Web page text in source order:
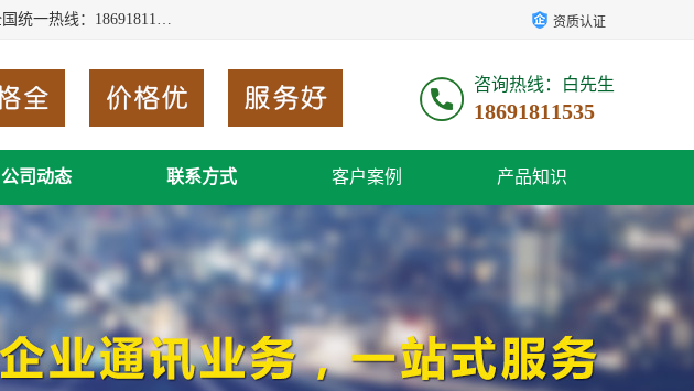
西安新城赛派通讯商行从事西安地区的联通，移动，电信宽带安装，光纤专线安装，宽带办理等业务，全国统一热线：18691811535。西安市新城区赛派通讯商行是一家专业通讯公司，欢迎新老客户来电咨询！ 资质认证
咨询热线：白先生
18691811535
公司动态 联系方式 客户案例 产品知识